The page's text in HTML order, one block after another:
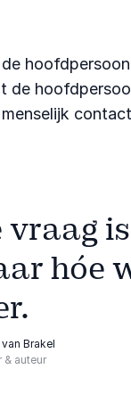
de
vraag
hóe
Brakel
& auteur